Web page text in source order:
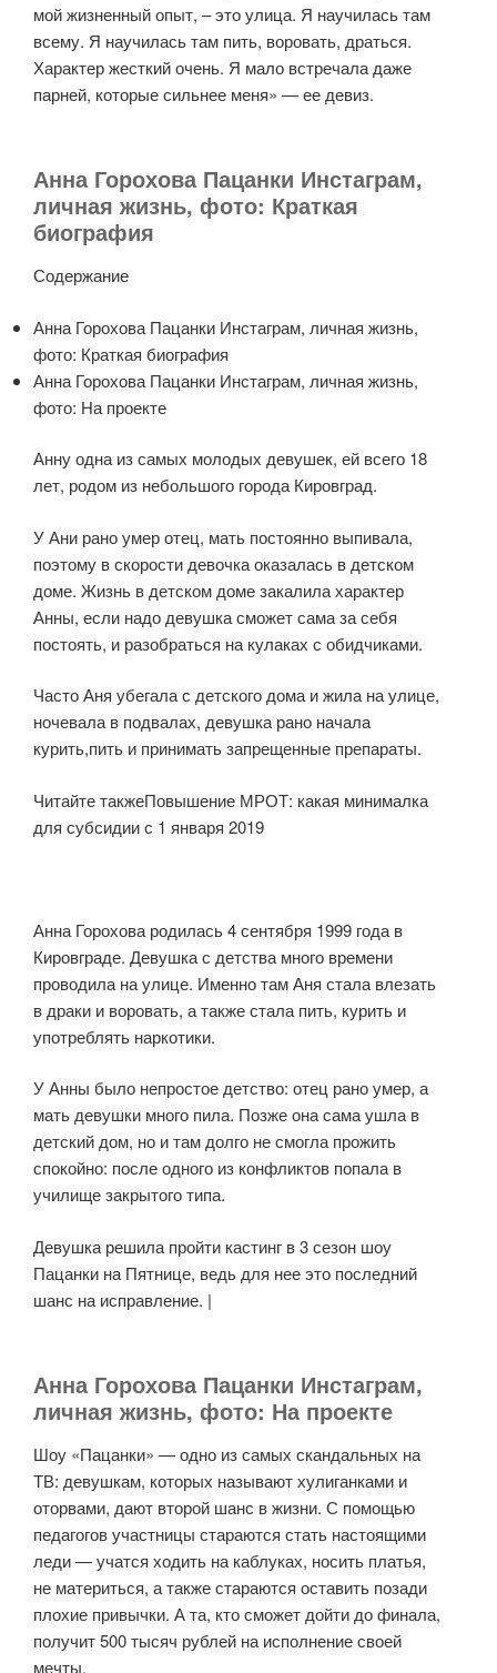
мой жизненный опыт, – это улица. Я научилась там
всему. Я научилась там пить, воровать, драться.
Характер жесткий очень. Я мало встречала даже
парней, которые сильнее меня» — ее девиз.
Анна Горохова Пацанки Инстаграм,
личная жизнь, фото: Краткая
биография
Содержание
Анна Горохова Пацанки Инстаграм, личная жизнь,
фото: Краткая биография
Анна Горохова Пацанки Инстаграм, личная жизнь,
фото: На проекте
Анну одна из самых молодых девушек, ей всего 18
лет, родом из небольшого города Кировград.
У Ани рано умер отец, мать постоянно выпивала,
поэтому в скорости девочка оказалась в детском
доме. Жизнь в детском доме закалила характер
Анны, если надо девушка сможет сама за себя
постоять, и разобраться на кулаках с обидчиками.
Часто Аня убегала с детского дома и жила на улице,
ночевала в подвалах, девушка рано начала
курить,пить и принимать запрещенные препараты.
Читайте такжеПовышение МРОТ: какая минималка
для субсидии с 1 января 2019
Анна Горохова родилась 4 сентября 1999 года в
Кировграде. Девушка с детства много времени
проводила на улице. Именно там Аня стала влезать
в драки и воровать, а также стала пить, курить и
употреблять наркотики.
У Анны было непростое детство: отец рано умер, а
мать девушки много пила. Позже она сама ушла в
детский дом, но и там долго не смогла прожить
спокойно: после одного из конфликтов попала в
училище закрытого типа.
Девушка решила пройти кастинг в 3 сезон шоу
Пацанки на Пятнице, ведь для нее это последний
шанс на исправление. |
Анна Горохова Пацанки Инстаграм,
личная жизнь, фото: На проекте
Шоу «Пацанки» — одно из самых скандальных на
ТВ: девушкам, которых называют хулиганками и
оторвами, дают второй шанс в жизни. С помощью
педагогов участницы стараются стать настоящими
леди — учатся ходить на каблуках, носить платья,
не материться, а также стараются оставить позади
плохие привычки. А та, кто сможет дойти до финала,
получит 500 тысяч рублей на исполнение своей
мечты.